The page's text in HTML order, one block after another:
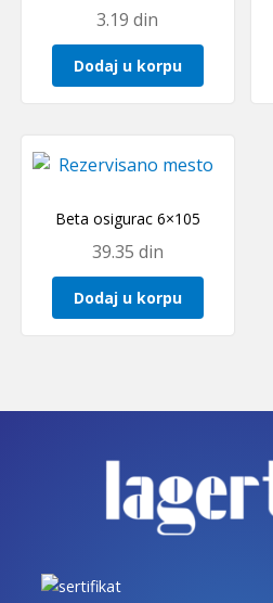
3.19din
Dodaj u korpu
Beta osigurac 6×105
39.35 din
Dodaj u korpu